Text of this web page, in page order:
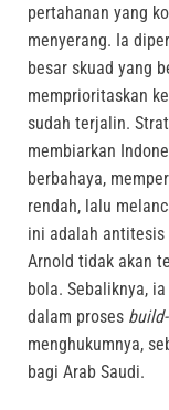
pertahanan yang
menyerang. Ia
besar skuad yang
memprioritaskan
sudah terjalin.
membiarkan
berbahaya,
rendah, lalu
ini adalah antitesis
Arnold tidak akan
bola. Sebaliknya,
dalam proses
menghukumnya,
bagi Arab Saudi.